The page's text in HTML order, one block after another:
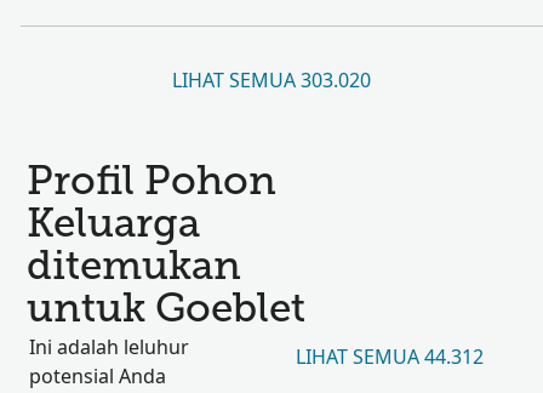
LIHAT SEMUA 303.020
Profil Pohon
Keluarga
ditemukan
untuk Goeblet
Ini adalah leluhur
potensial Anda
LIHAT SEMUA 44.312